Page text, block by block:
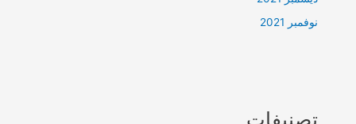
نوفمبر 2021
تصنيفات